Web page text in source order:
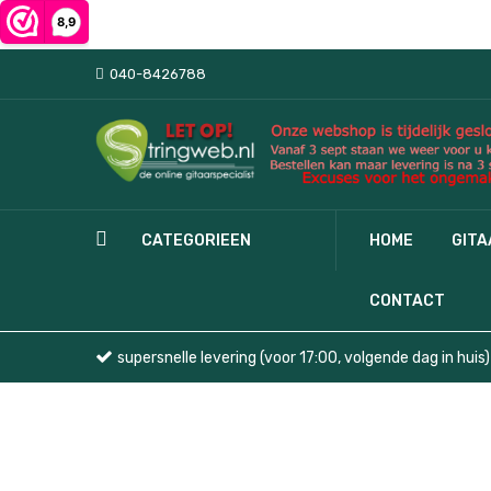
040-8426788
CATEGORIEEN HOME
CONTACT
supersnelle levering (voor 17:00, volgende dag in huis)